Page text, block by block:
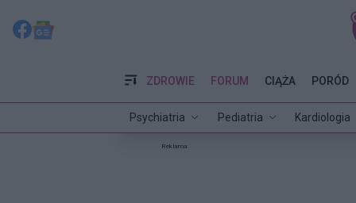
ZDROWIE
Psychiatria Pediatria Kardiologia
FORUM CIĄŻA PORÓD
Reklama: